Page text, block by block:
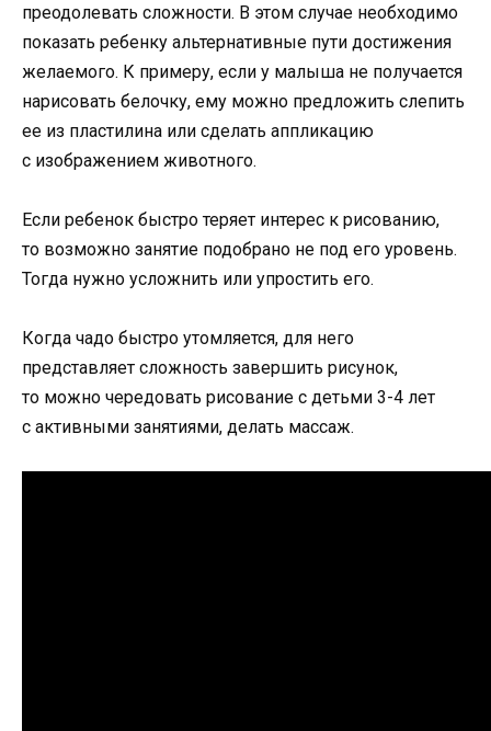
преодолевать сложности. В этом случае необходимо
показать ребенку альтернативные пути достижения
желаемого. К примеру, если у малыша не получается
нарисовать белочку, ему можно предложить слепить
ее из пластилина или сделать аппликацию
с изображением животного.
Если ребенок быстро теряет интерес к рисованию,
то возможно занятие подобрано не под его уровень.
Тогда нужно усложнить или упростить его.
Когда чадо быстро утомляется, для него
представляет сложность завершить рисунок,
то можно чередовать рисование с детьми 3-4 лет
с активными занятиями, делать массаж.